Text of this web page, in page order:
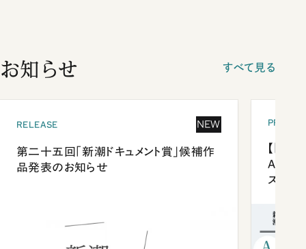
お知らせ すべて見る
RELEASE NEW
第二十五回「新潮ドキュメント賞」候補作
品発表のお知らせ
【「新
ズプレ